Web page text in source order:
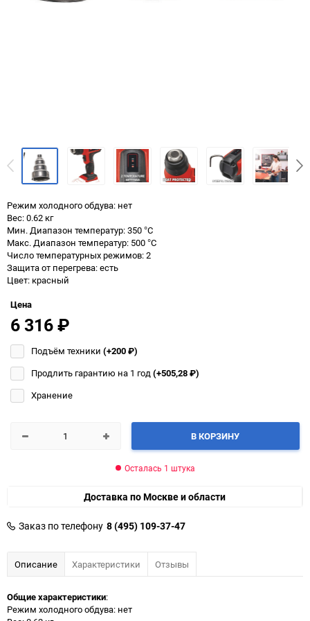
Режим холодного обдува: нет
Вес: 0.62 кг
Мин. Диапазон температур: 350 °С
Макс. Диапазон температур: 500 °С
Число температурных режимов: 2
Защита от перегрева: есть
Цвет: красный
Цена
6 316₽
Подъём техники (+200₽)
Продлить гарантию на 1 год(+505,28₽)
Хранение
В КОРЗИНУ
Осталась 1 штука
Доставка по Москве и области
Заказ по телефону 8 (495) 109-37-47
Описание Характеристики Отзывы
Общие характеристики:
Режим холодного обдува: нет